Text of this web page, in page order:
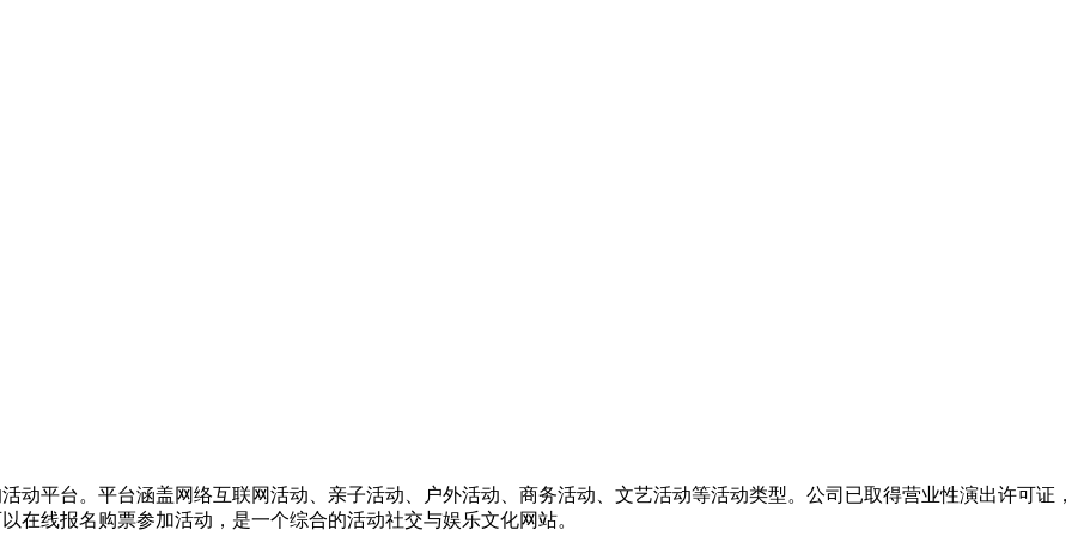
动平台。平台涵盖网络互联网活动、亲子活动、户外活动、商务活动、文艺活动等活动类型。公司已取得营业性演出许可证，
在线报名购票参加活动，是一个综合的活动社交与娱乐文化网站。